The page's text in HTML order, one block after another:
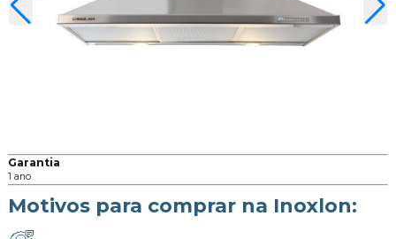
Garantia
1 ano
Motivos para comprar na Inoxlon: